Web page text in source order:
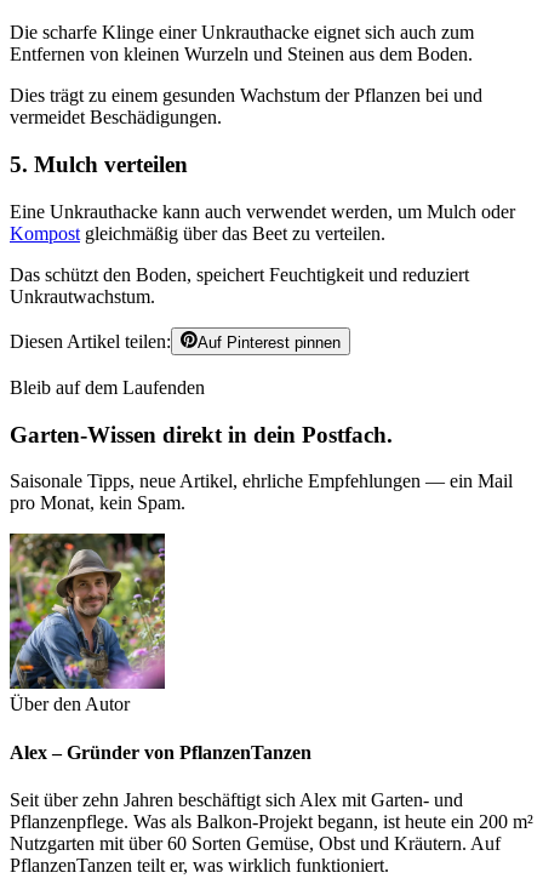
Die scharfe Klinge einer Unkrauthacke eignet sich auch zum
Entfernen von kleinen Wurzeln und Steinen aus dem Boden.
Dies trägt zu einem gesunden Wachstum der Pflanzen bei und
vermeidet Beschädigungen.
5. Mulch verteilen
Eine Unkrauthacke kann auch verwendet werden, um Mulch oder
Kompost gleichmäßig über das Beet zu verteilen.
Das schützt den Boden, speichert Feuchtigkeit und reduziert
Unkrautwachstum.
Diesen Artikel teilen: Auf Pinterest pinnen
Bleib auf dem Laufenden
Garten-Wissen direkt in dein Postfach.
Saisonale Tipps, neue Artikel, ehrliche Empfehlungen — ein Mail
pro Monat, kein Spam.
Über den Autor
Alex – Gründer von PflanzenTanzen
Seit über zehn Jahren beschäftigt sich Alex mit Garten- und
Pflanzenpflege. Was als Balkon-Projekt begann, ist heute ein 200 m²
Nutzgarten mit über 60 Sorten Gemüse, Obst und Kräutern. Auf
PflanzenTanzen teilt er, was wirklich funktioniert.